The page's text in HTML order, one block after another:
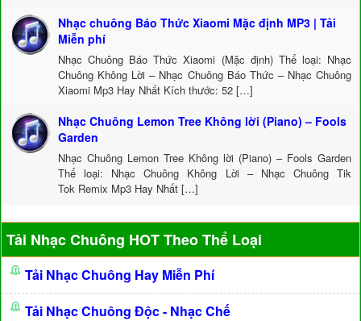
Nhạc chuông Báo Thức Xiaomi Mặc định MP3 | Tải
Miễn phí
Nhạc Chuông Báo Thức Xiaomi (Mặc định) Thể loại: Nhạc
Chuông Không Lời – Nhạc Chuông Báo Thức – Nhạc Chuông
Xiaomi Mp3 Hay Nhất Kích thước: 52 […]
Nhạc Chuông Lemon Tree Không lời (Piano) – Fools
Garden
Nhạc Chuông Lemon Tree Không lời (Piano) – Fools Garden
Thể loại: Nhạc Chuông Không Lời – Nhạc Chuông Tik
Tok Remix Mp3 Hay Nhất […]
Tải Nhạc Chuông HOT Theo Thể Loại
Tải Nhạc Chuông Hay Miễn Phí
Tải Nhạc Chuông Độc - Nhạc Chế